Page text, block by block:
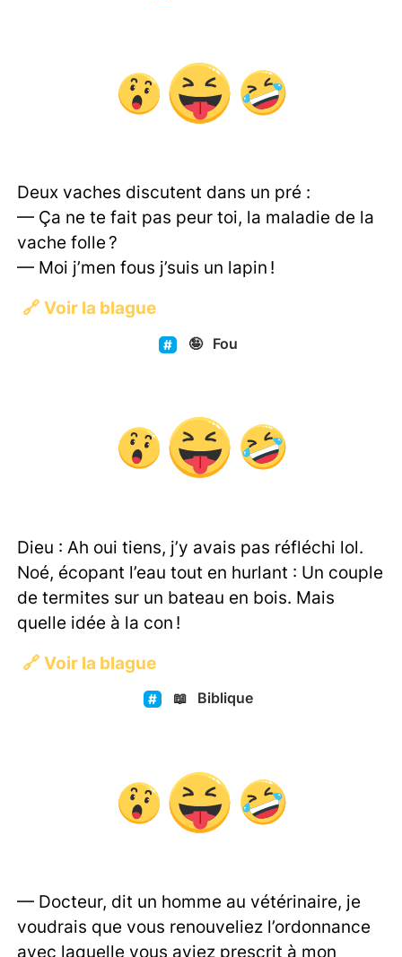
Deux vaches discutent dans un pré :
— Ça ne te fait pas peur toi, la maladie de la
vache folle ?
— Moi j’men fous j’suis un lapin !
🔗 Voir la blague
🤪 Fou
Dieu : Ah oui tiens, j’y avais pas réfléchi lol.
Noé, écopant l’eau tout en hurlant : Un couple
de termites sur un bateau en bois. Mais
quelle idée à la con !
🔗 Voir la blague
📖 Biblique
— Docteur, dit un homme au vétérinaire, je
voudrais que vous renouveliez l’ordonnance
avec laquelle vous aviez prescrit à mon